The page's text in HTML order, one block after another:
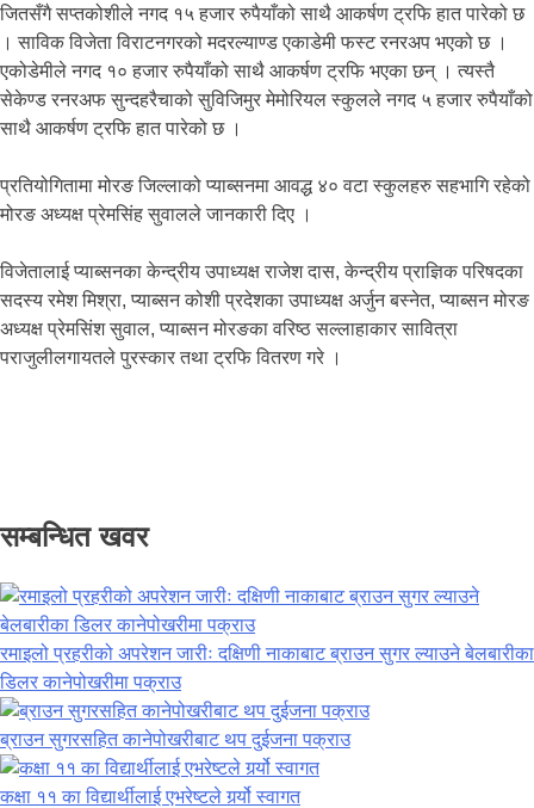
जितसँगै सप्तकोशीले नगद १५ हजार रुपैयाँको साथै आकर्षण ट्रफि हात पारेको छ
। साविक विजेता विराटनगरको मदरल्याण्ड एकाडेमी फस्ट रनरअप भएको छ ।
एकोडेमीले नगद १० हजार रुपैयाँको साथै आकर्षण ट्रफि भएका छन् । त्यस्तै
सेकेण्ड रनरअफ सुन्दहरैचाको सुविजिमुर मेमोरियल स्कुलले नगद ५ हजार रुपैयाँको
साथै आकर्षण ट्रफि हात पारेको छ ।
प्रतियोगितामा मोरङ जिल्लाको प्याब्सनमा आवद्ध ४० वटा स्कुलहरु सहभागि रहेको
मोरङ अध्यक्ष प्रेमसिंह सुवालले जानकारी दिए ।
विजेतालाई प्याब्सनका केन्द्रीय उपाध्यक्ष राजेश दास, केन्द्रीय प्राज्ञिक परिषदका
सदस्य रमेश मिश्रा, प्याब्सन कोशी प्रदेशका उपाध्यक्ष अर्जुन बस्नेत, प्याब्सन मोरङ
अध्यक्ष प्रेमसिंश सुवाल, प्याब्सन मोरङका वरिष्ठ सल्लाहाकार सावित्रा
पराजुलीलगायतले पुरस्कार तथा ट्रफि वितरण गरे ।
सम्बन्धित खवर
रमाइलो प्रहरीको अपरेशन जारीः दक्षिणी नाकाबाट ब्राउन सुगर ल्याउने बेलबारीका
डिलर कानेपोखरीमा पक्राउ
ब्राउन सुगरसहित कानेपोखरीबाट थप दुईजना पक्राउ
कक्षा ११ का विद्यार्थीलाई एभरेष्टले गर्र्यो स्वागत